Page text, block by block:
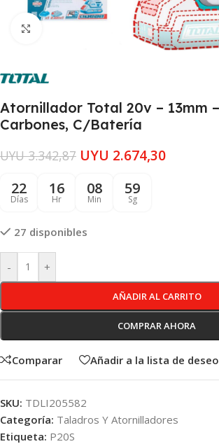
Atornillador Total 20v – 13mm
Carbones, C/Batería
UYU3.342,87 UYU 2.674,30
22
Días
16
Hr
08
Min
59
Sg
27 disponibles
- +
AÑADIR AL CARRITO
COMPRAR AHORA
Comparar Añadir a la lista de
SKU: TDLI205582
Categoría: Taladros Y Atornilladores
Etiqueta: P20S